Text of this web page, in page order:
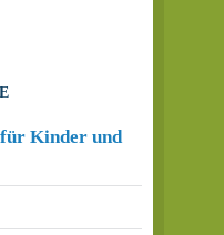
für Kinder und